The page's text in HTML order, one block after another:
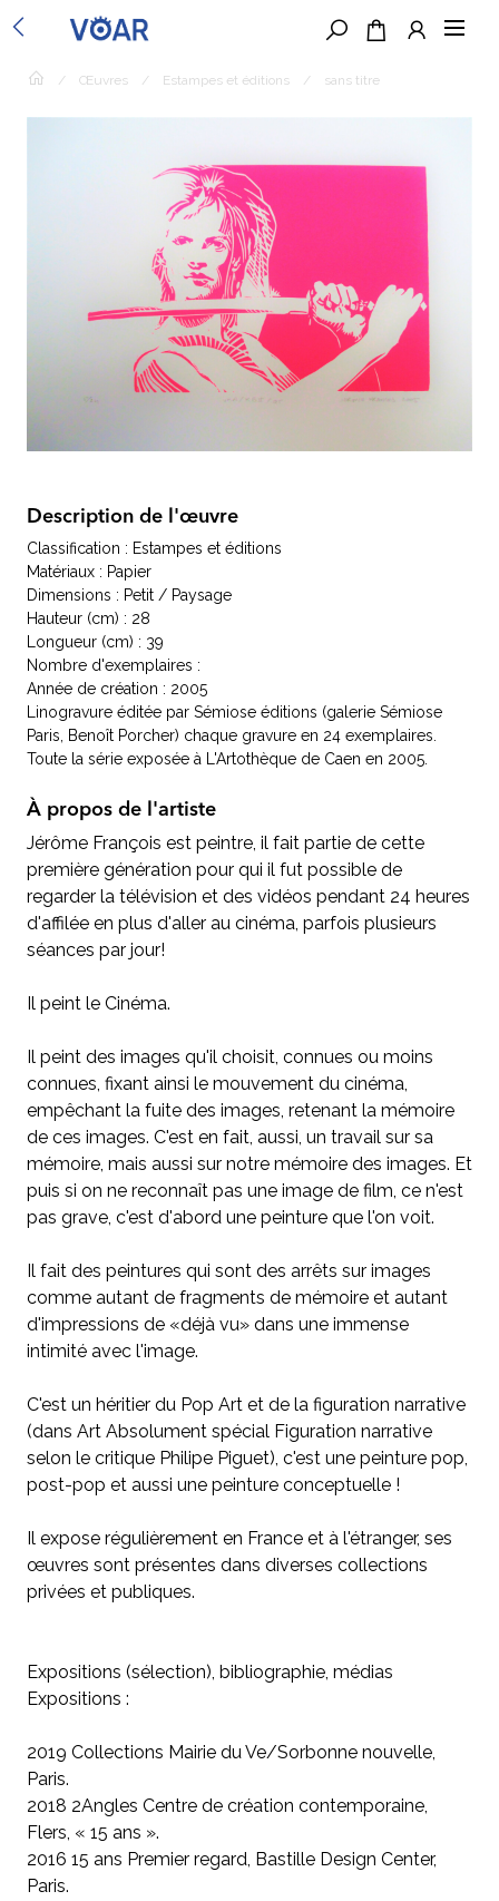
/ Œuvres / Estampes et éditions / sans titre
Description de l'œuvre
Classification : Estampes et éditions
Matériaux : Papier
Dimensions : Petit / Paysage
Hauteur (cm) : 28
Longueur (cm) : 39
Nombre d'exemplaires :
Année de création : 2005
Linogravure éditée par Sémiose éditions (galerie Sémiose
Paris, Benoît Porcher) chaque gravure en 24 exemplaires.
Toute la série exposée à L'Artothèque de Caen en 2005.
À propos de l'artiste
Jérôme François est peintre, il fait partie de cette
première génération pour qui il fut possible de
regarder la télévision et des vidéos pendant 24 heures
d'affilée en plus d'aller au cinéma, parfois plusieurs
séances par jour!
Il peint le Cinéma.
Il peint des images qu'il choisit, connues ou moins
connues, fixant ainsi le mouvement du cinéma,
empêchant la fuite des images, retenant la mémoire
de ces images. C'est en fait, aussi, un travail sur sa
mémoire, mais aussi sur notre mémoire des images. Et
puis si on ne reconnaît pas une image de film, ce n'est
pas grave, c'est d'abord une peinture que l'on voit.
Il fait des peintures qui sont des arrêts sur images
comme autant de fragments de mémoire et autant
d'impressions de «déjà vu» dans une immense
intimité avec l'image.
C'est un héritier du Pop Art et de la figuration narrative
(dans Art Absolument spécial Figuration narrative
selon le critique Philipe Piguet), c'est une peinture pop,
post-pop et aussi une peinture conceptuelle !
Il expose régulièrement en France et à l'étranger, ses
œuvres sont présentes dans diverses collections
privées et publiques.
Expositions (sélection), bibliographie, médias
Expositions :
2019 Collections Mairie du Ve/Sorbonne nouvelle,
Paris.
2018 2Angles Centre de création contemporaine,
Flers, « 15 ans ».
2016 15 ans Premier regard, Bastille Design Center,
Paris.